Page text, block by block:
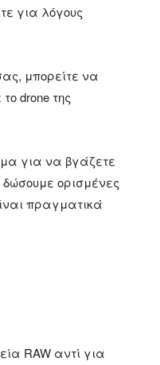
για λόγους
μπορείτε να
drone της
για να βγάζετε
δώσουμε ορισμένες
πραγματικά
RAW αντί για